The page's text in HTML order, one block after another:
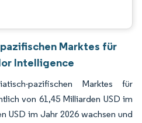
Marktes für
Intelligence
pazifischen Marktes für
von 61,45 Milliarden USD im
USD im Jahr 2026 wachsen und